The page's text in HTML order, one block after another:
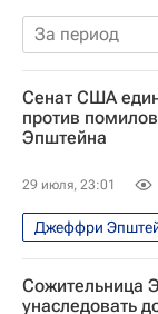
За период
Сенат США
против
Эпштейна
29 июля, 23:01
Джеффри
Сожительница
унаследовать